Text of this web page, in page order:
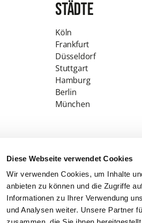
Diese Webseite verwendet Cookies
Wir verwenden Cookies, um Inhalte
anbieten zu können und die Zugriffe
Informationen zu Ihrer Verwendung
und Analysen weiter. Unsere Partner
Städte
Köln
Frankfurt
Düsseldorf
Stuttgart
Hamburg
Berlin
München